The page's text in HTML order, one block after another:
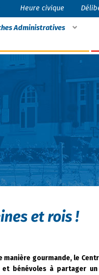
Heure civique
Administratives
et rois !
gourmande, le
et bénévoles à partager